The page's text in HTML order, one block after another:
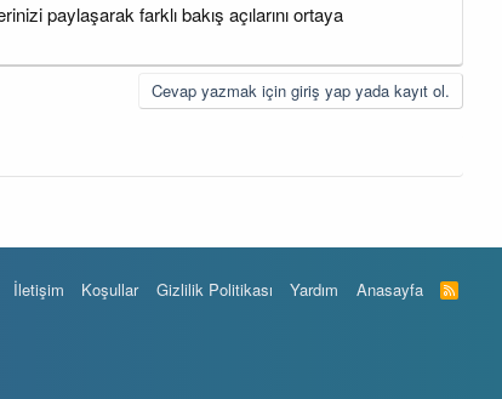
paylaşarak farklı bakış açılarını ortaya
Cevap yazmak için giriş yap yada kayıt ol.
İletişim Koşullar Gizlilik Politikası Yardım Anasayfa
R
S